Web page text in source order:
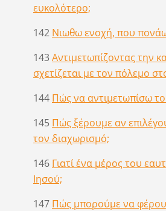
ευκολότερο;
142 Νιωθω ενοχή, που
143Αντιμετωπίζοντας την
σχετίζεται με τον πόλεμο
144 Πώς να αντιμετωπίσω
145 Πώς ξέρουμε αν
τον διαχωρισμό;
146 Γιατί ένα μέρος του
Ιησού;
147 Πώς μπορούμε να